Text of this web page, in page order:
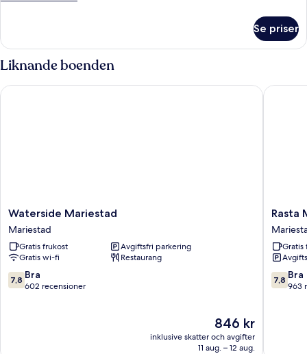
Se priser
Liknande boenden
Waterside
Mariestad
Mariestad
Waterside Mariestad
Mariestad
Gratis frukost
Avgiftsfri parkering
Gratis wi-fi
Restaurang
7.8
av
7,8 Bra
602 recensioner
Priset
är
846 kr
846 kr
inklusive skatter och avgifter
11 aug. – 12 aug.
Waterside Mariestad
Rasta
-
Rasta
Gratis
7.8
av
7,8 Bra
963
Rasta